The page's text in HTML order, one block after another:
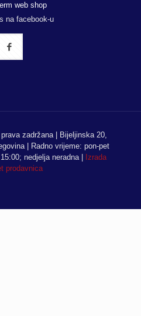
web shop
na facebook-u
zadržana | Bijeljinska 20,
| Radno vrijeme: pon-pet
nedjelja neradna |
Izrada
prodavnica